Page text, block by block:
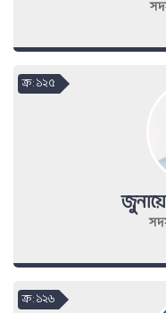
ক্র : ১২৫
ক্র : ১২৬